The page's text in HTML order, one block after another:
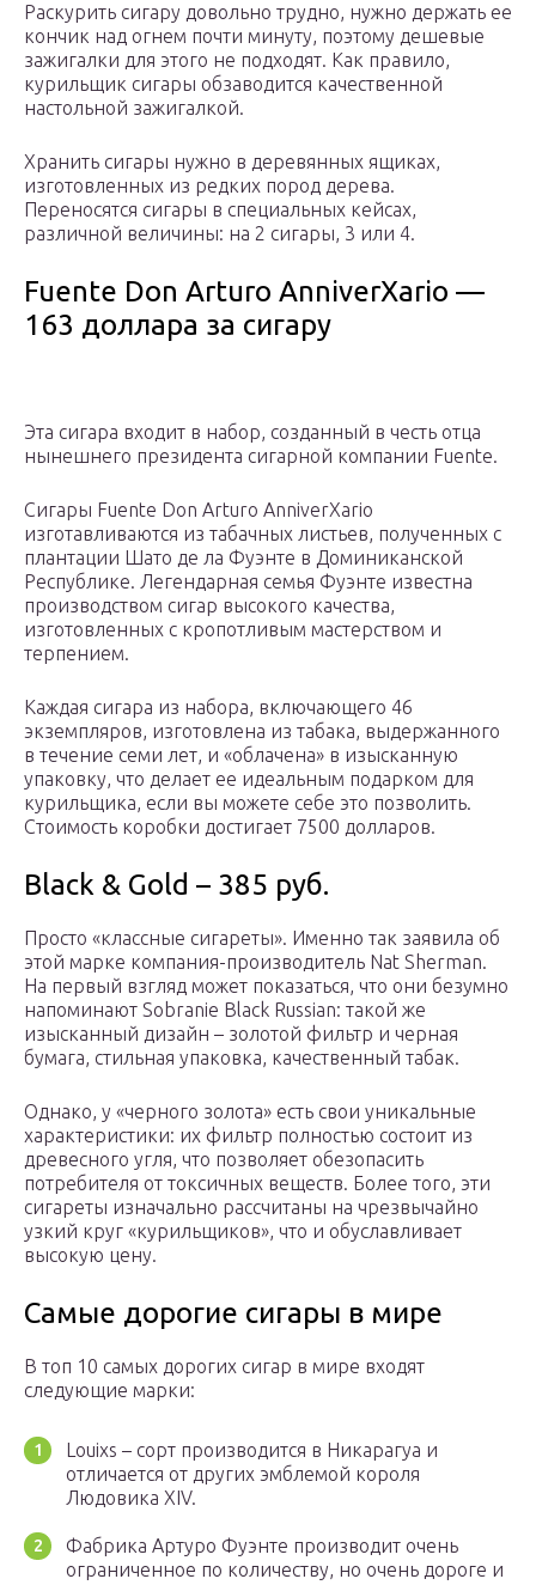
Раскурить сигару довольно трудно, нужно держать ее
кончик над огнем почти минуту, поэтому дешевые
зажигалки для этого не подходят. Как правило,
курильщик сигары обзаводится качественной
настольной зажигалкой.
Хранить сигары нужно в деревянных ящиках,
изготовленных из редких пород дерева.
Переносятся сигары в специальных кейсах,
различной величины: на 2 сигары, 3 или 4.
Fuente Don Arturo AnniverXario —
163 доллара за сигару
Эта сигара входит в набор, созданный в честь отца
нынешнего президента сигарной компании Fuente.
Сигары Fuente Don Arturo AnniverXario
изготавливаются из табачных листьев, полученных с
плантации Шато де ла Фуэнте в Доминиканской
Республике. Легендарная семья Фуэнте известна
производством сигар высокого качества,
изготовленных с кропотливым мастерством и
терпением.
Каждая сигара из набора, включающего 46
экземпляров, изготовлена ​​из табака, выдержанного
в течение семи лет, и «облачена» в изысканную
упаковку, что делает ее идеальным подарком для
курильщика, если вы можете себе это позволить.
Стоимость коробки достигает 7500 долларов.
Black & Gold – 385 руб.
Просто «классные сигареты». Именно так заявила об
этой марке компания-производитель Nat Sherman.
На первый взгляд может показаться, что они безумно
напоминают Sobranie Black Russian: такой же
изысканный дизайн – золотой фильтр и черная
бумага, стильная упаковка, качественный табак.
Однако, у «черного золота» есть свои уникальные
характеристики: их фильтр полностью состоит из
древесного угля, что позволяет обезопасить
потребителя от токсичных веществ. Более того, эти
сигареты изначально рассчитаны на чрезвычайно
узкий круг «курильщиков», что и обуславливает
высокую цену.
Самые дорогие сигары в мире
В топ 10 самых дорогих сигар в мире входят
следующие марки:
Louixs – сорт производится в Никарагуа и
отличается от других эмблемой короля
Людовика XIV.
Фабрика Артуро Фуэнте производит очень
ограниченное по количеству, но очень дороге и